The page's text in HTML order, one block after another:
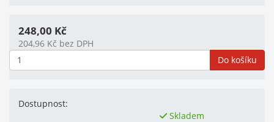
248,00 Kč
204,96 Kč bez DPH
Do košíku
Dostupnost:
Skladem